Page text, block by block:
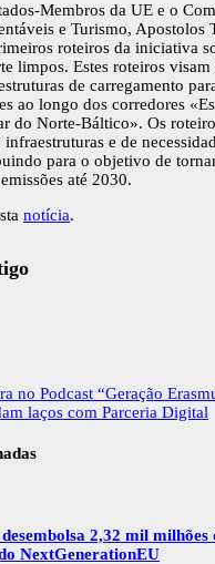
Membros da UE e o
e Turismo, Apostolos
roteiros da iniciativa
limpos. Estes roteiros visam
de carregamento
ao longo dos corredores
do Norte-Báltico». Os
e de
para o objetivo de
até 2030.
notícia.
no Podcast “Geração
laços com Parceria Digital
2,32 mil milhões
NextGenerationEU